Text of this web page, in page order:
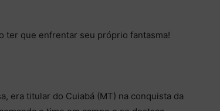
ter que enfrentar seu próprio fantasma!
era titular do Cuiabá (MT) na conquista da